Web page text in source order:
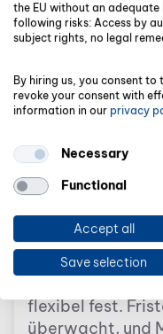
KI-gestützte
Die KI-gestützte
Kontierungen,
Mahnwesen
Individuelle
flexibel fest.
überwacht, und
the EU without an
following risks: Access by
subject rights, no legal
By hiring us, you consent to
revoke your consent with
information in our privacy
Necessary
Functional
Accept all
Save selection